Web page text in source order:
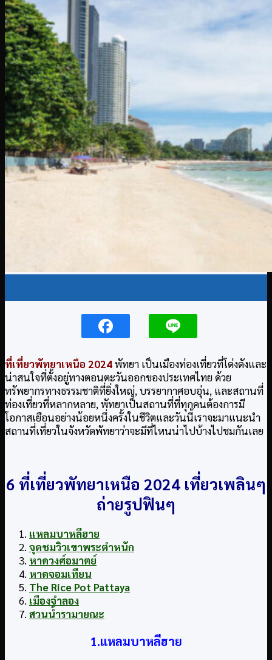
ที่เที่ยวพัทยาเหนือ 2024พัทยา เป็นเมืองท่องเที่ยวที่โด่งดังและ
น่าสนใจที่ตั้งอยู่ทางตอนตะวันออกของประเทศไทย ด้วย
ทรัพยากรทางธรรมชาติที่ยิ่งใหญ่, บรรยากาศอบอุ่น, และสถานที่
ท่องเที่ยวที่หลากหลาย, พัทยาเป็นสถานที่ที่ทุกคนต้องการมี
โอกาสเยือนอย่างน้อยหนึ่งครั้งในชีวิตและวันนี้เราจะมาแนะนำ
สถานที่เที่ยวในจังหวัดพัทยาว่าจะมีที่ไหนน่าไปบ้างไปชมกันเลย
6 ที่เที่ยวพัทยาเหนือ 2024 เที่ยวเพลินๆ
ถ่ายรูปฟินๆ
แหลมบาหลีฮาย
จุดชมวิวเขาพระตำหนัก
หาดวงศ์อมาตย์
หาดจอมเทียน
The Rice Pot Pattaya
เมืองจําลอง
สวนน้ำรามายณะ
1.แหลมบาหลีฮาย